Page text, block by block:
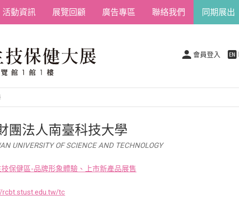
活動資訊 展覽回顧 廣告專區 聯絡我們 同期展出
會員登入
團法人南臺科技大學
UNIVERSITY OF SCIENCE AND TECHNOLOGY
技保健區-品牌形象體驗、上市新產品展售
rcbt.stust.edu.tw/tc